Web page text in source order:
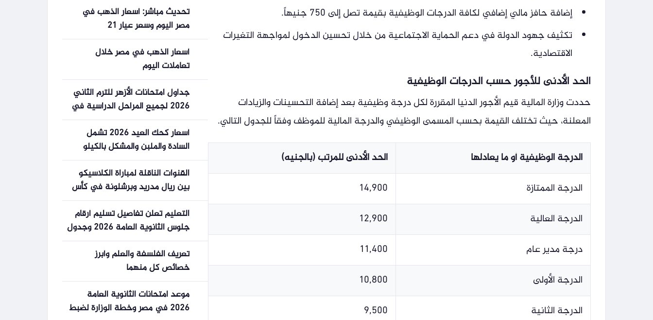
إضافة حافز مالي إضافي لكافة الدرجات الوظيفية بقيمة تصل إلى 750 جنيهاً.
تكثيف جهود الدولة في دعم الحماية الاجتماعية من خلال تحسين الدخول لمواجهة التغيرات
الاقتصادية.
الحد الأدنى للأجور حسب الدرجات الوظيفية
حددت وزارة المالية قيم الأجور الدنيا المقررة لكل درجة وظيفية بعد إضافة التحسينات والزيادات
المعلنة، حيث تختلف القيمة بحسب المسمى الوظيفي والدرجة المالية للموظف وفقاً للجدول التالي.
الدرجة الوظيفية أو ما يعادلها
الحد الأدنى للمرتب (بالجنيه)
الدرجة الممتازة
14,900
الدرجة العالية
12,900
درجة مدير عام
11,400
الدرجة الأولى
10,800
الدرجة الثانية
9,500
تحديث مباشر: أسعار الذهب في
مصر اليوم وسعر عيار 21
أسعار الذهب في مصر خلال
تعاملات اليوم
جداول امتحانات الأزهر للترم الثاني
2026 لجميع المراحل الدراسية في
مصر
أسعار كحك العيد 2026 تشمل
السادة والملبن والمشكل بالكيلو
القنوات الناقلة لمباراة الكلاسيكو
بين ريال مدريد وبرشلونة في كأس
السوبر الإسباني
التعليم تعلن تفاصيل تسليم أرقام
جلوس الثانوية العامة 2026 وجدول
الامتحانات الكامل للطلاب
تعريف الفلسفة والعلم وأبرز
خصائص كل منهما
موعد امتحانات الثانوية العامة
2026 في مصر وخطة الوزارة لضبط